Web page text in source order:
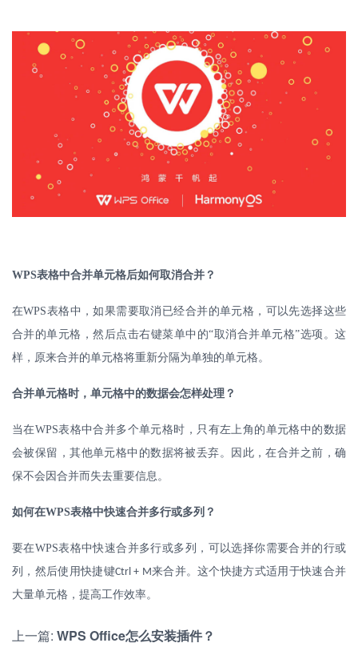
WPS表格中合并单元格后如何取消合并？
在WPS表格中，如果需要取消已经合并的单元格，可以先选择这些
合并的单元格，然后点击右键菜单中的“取消合并单元格”选项。这
样，原来合并的单元格将重新分隔为单独的单元格。
合并单元格时，单元格中的数据会怎样处理？
当在WPS表格中合并多个单元格时，只有左上角的单元格中的数据
会被保留，其他单元格中的数据将被丢弃。因此，在合并之前，确
保不会因合并而失去重要信息。
如何在WPS表格中快速合并多行或多列？
要在WPS表格中快速合并多行或多列，可以选择你需要合并的行或
列，然后使用快捷键Ctrl + M来合并。这个快捷方式适用于快速合并
大量单元格，提高工作效率。
上一篇: WPS Office怎么安装插件？